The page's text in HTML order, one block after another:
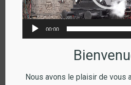
Revue
00:00
Nous avons le plaisir de vous